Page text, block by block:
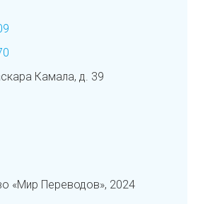
Камала, д. 39
«Мир Переводов», 2024